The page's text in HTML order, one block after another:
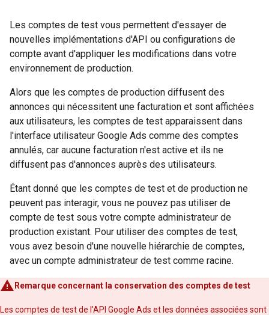
Les comptes de test vous permettent d'essayer de
nouvelles implémentations d'API ou configurations de
compte avant d'appliquer les modifications dans votre
environnement de production.
Alors que les comptes de production diffusent des
annonces qui nécessitent une facturation et sont affichées
aux utilisateurs, les comptes de test apparaissent dans
l'interface utilisateur Google Ads comme des comptes
annulés, car aucune facturation n'est active et ils ne
diffusent pas d'annonces auprès des utilisateurs.
Étant donné que les comptes de test et de production ne
peuvent pas interagir, vous ne pouvez pas utiliser de
compte de test sous votre compte administrateur de
production existant. Pour utiliser des comptes de test,
vous avez besoin d'une nouvelle hiérarchie de comptes,
avec un compte administrateur de test comme racine.
Remarque concernant la conservation des comptes de test
Les comptes de test de l'API Google Ads et les données associées sont